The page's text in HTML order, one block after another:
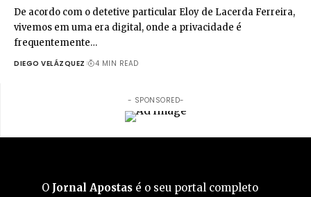
De acordo com o detetive particular Eloy de Lacerda Ferreira,
vivemos em uma era digital, onde a privacidade é
frequentemente…
DIEGO VELÁZQUEZ 4 MIN READ
- SPONSORED-
O Jornal Apostas é o seu portal completo